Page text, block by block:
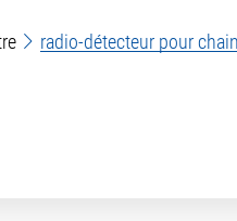
radio-détecteur pour